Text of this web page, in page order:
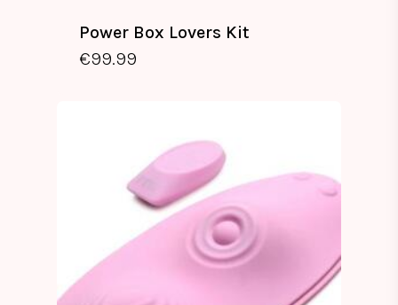
Power Box Lovers Kit
€99.99
€99.99